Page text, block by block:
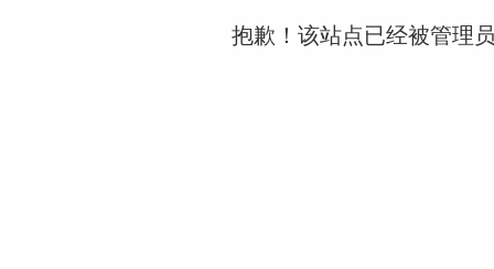
抱歉！该站点已经被管理